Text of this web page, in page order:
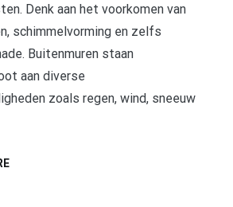
Denk aan het voorkomen van
schimmelvorming en zelfs
Buitenmuren staan
aan diverse
zoals regen, wind, sneeuw